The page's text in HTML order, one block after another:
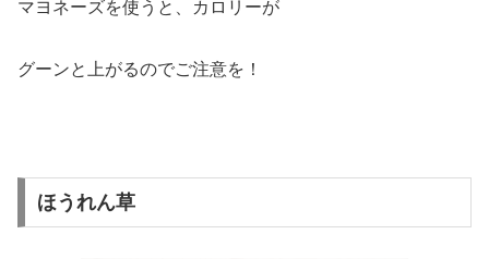
マヨネーズを使うと、カロリーが
グーンと上がるのでご注意を！
ほうれん草